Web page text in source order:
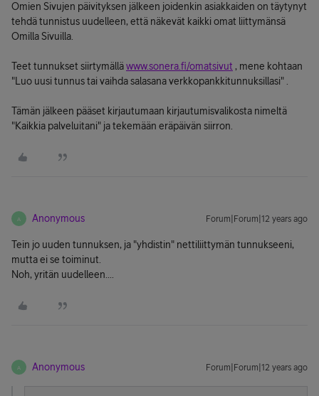
Omien Sivujen päivityksen jälkeen joidenkin asiakkaiden on täytynyt
tehdä tunnistus uudelleen, että näkevät kaikki omat liittymänsä
Omilla Sivuilla.
Teet tunnukset siirtymälläwww.sonera.fi/omatsivut , mene kohtaan
"Luo uusi tunnus tai vaihda salasana verkkopankkitunnuksillasi" .
Tämän jälkeen pääset kirjautumaan kirjautumisvalikosta nimeltä
"Kaikkia palveluitani" ja tekemään eräpäivän siirron.
A Anonymous Forum|Forum|12 years ago
Tein jo uuden tunnuksen, ja "yhdistin" nettiliittymän tunnukseeni,
mutta ei se toiminut.
Noh, yritän uudelleen....
A Anonymous Forum|Forum|12 years ago